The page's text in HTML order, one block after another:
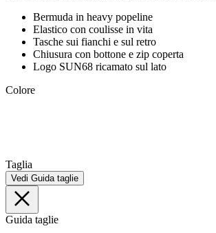
Bermuda in heavy popeline
Elastico con coulisse in vita
Tasche sui fianchi e sul retro
Chiusura con bottone e zip coperta
Logo SUN68 ricamato sul lato
Colore
Taglia
Vedi Guida taglie
Guida taglie